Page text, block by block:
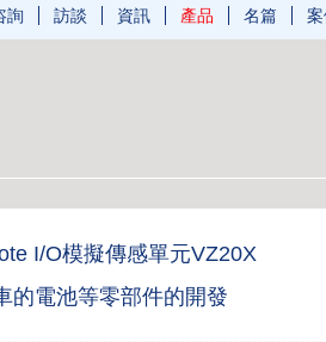
詢 訪談 資訊 產品 名篇
I/O模擬傳感單元VZ20X
的電池等零部件的開發